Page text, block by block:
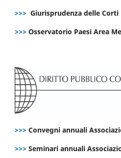
>>> Giurisprudenza delle
>>> Osservatorio Paesi Area
>>> Convegni annuali
>>> Seminari annuali